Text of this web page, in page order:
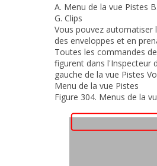
A. Menu de la vue Pistes B.
G. Clips
Vous pouvez automatiser
des enveloppes et en
Toutes les commandes
figurent dans l'Inspecteur
gauche de la vue Pistes
Menu de la vue Pistes
Figure 304. Menus de la